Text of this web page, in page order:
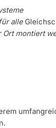
für alle
Ort montiert